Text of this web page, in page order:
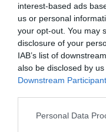
interest-based ads
us or personal
your opt-out. You may
disclosure of your
IAB’s list of
also be disclosed by
Downstream
Please note that this
Personal Data